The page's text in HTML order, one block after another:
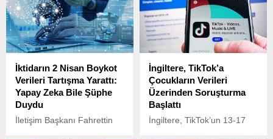
İktidarın 2 Nisan Boykot
Verileri Tartışma Yarattı:
Yapay Zeka Bile Şüphe
Duydu
İletişim Başkanı Fahrettin
İngiltere, TikTok’a
Çocukların Verileri
Üzerinden Soruşturma
Başlattı
İngiltere, TikTok’un 13-17